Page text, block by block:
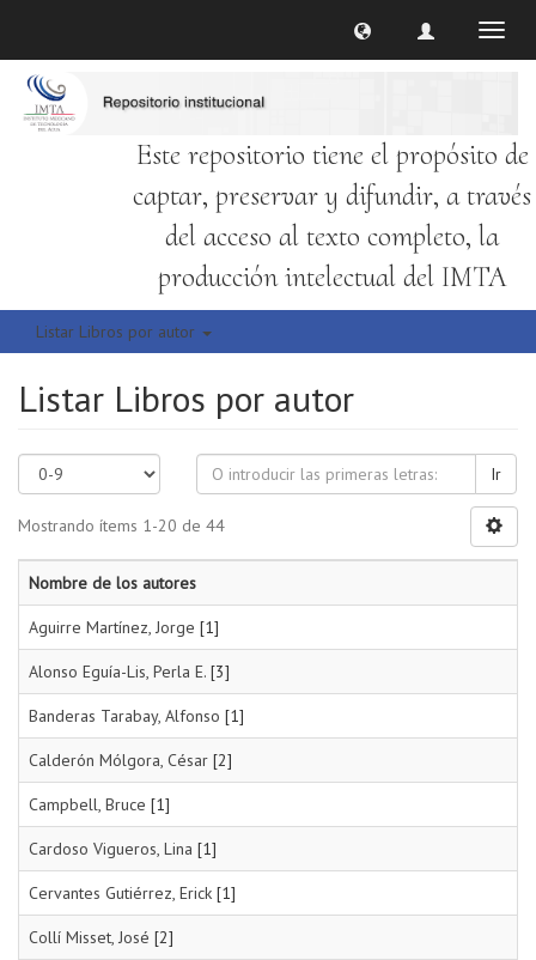
Este repositorio tiene el propósito de
captar, preservar y difundir, a través
del acceso al texto completo, la
producción intelectual del IMTA
Listar Libros por autor
Listar Libros por autor
Ir
Mostrando ítems 1-20 de 44
Nombre de los autores
Aguirre Martínez, Jorge [1]
Alonso Eguía-Lis, Perla E. [3]
Banderas Tarabay, Alfonso [1]
Calderón Mólgora, César [2]
Campbell, Bruce [1]
Cardoso Vigueros, Lina [1]
Cervantes Gutiérrez, Erick [1]
Collí Misset, José [2]